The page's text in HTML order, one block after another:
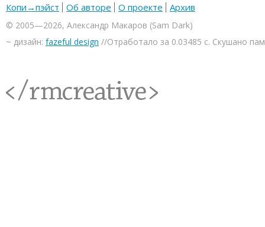
Копи→пэйст Об авторе О проекте Архив
© 2005—2026, Александр Макаров (Sam Dark)
~ дизайн: fazeful design //Отработало за 0.03485 с. Скушано
<rmcreative/>